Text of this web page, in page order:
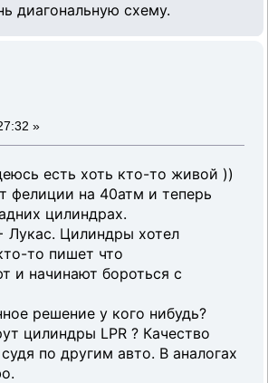
диагональную схему.
»
есть хоть кто-то живой ))
фелиции на 40атм и теперь
цилиндрах.
Цилиндры хотел
то пишет что
и начинают бороться с
решение у кого нибудь?
цилиндры LPR ? Качество
по другим авто. В аналогах